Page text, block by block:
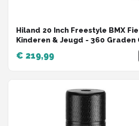
Hiland 20 Inch Freestyle BMX
Kinderen & Jeugd - 360 Graden
Inclusief 4 Pegs (Voetsteunen)
Kleuren - Geschikt voor
lente
€ 219,99